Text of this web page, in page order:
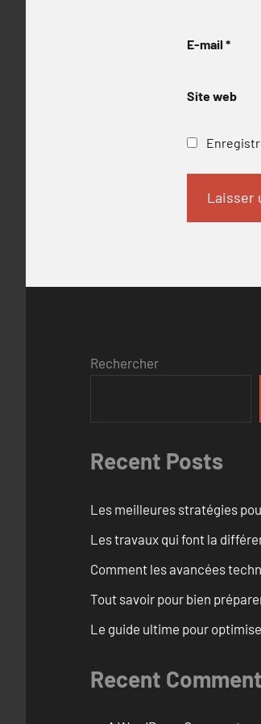
E-mail *
Site web
Rechercher
Recent Posts
Les meilleures stratégies
Les travaux qui font la
Comment les avancées
Tout savoir pour bien
Le guide ultime pour
Recent